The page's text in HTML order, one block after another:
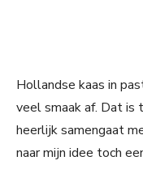
Hollandse kaas in
veel smaak af. Dat is
heerlijk samengaat
naar mijn idee toch